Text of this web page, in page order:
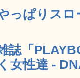
っぱりス
誌「
女性達 -